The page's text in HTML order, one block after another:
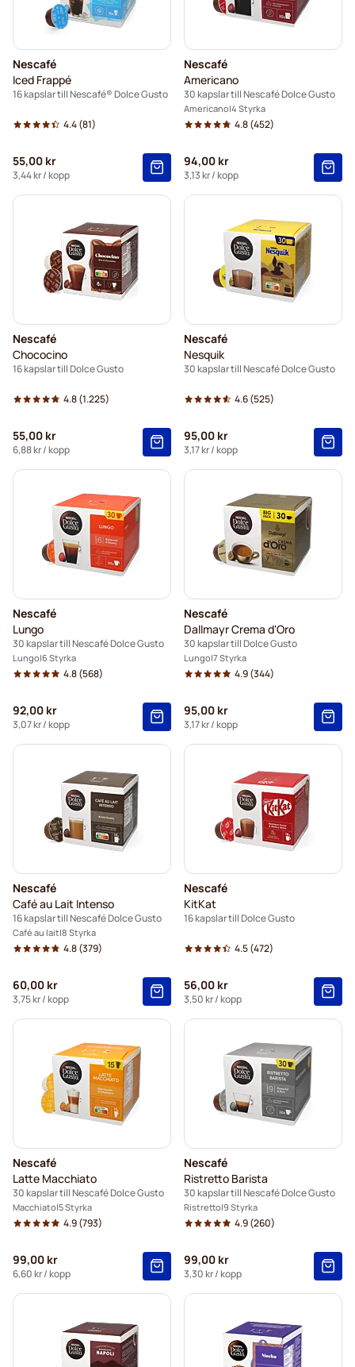
Nescafé
Iced Frappé
16 kapslar till Nescafé® Dolce Gusto
4.4(81)
55,00 kr
3,44 kr/ kopp
Nescafé
Americano
30 kapslar till Nescafé Dolce Gusto
Americano 4 Styrka
4.8(452)
94,00 kr
3,13 kr/ kopp
Nescafé
Chococino
16 kapslar till Dolce Gusto
4.8(1.225)
55,00 kr
6,88 kr/ kopp
Nescafé
Nesquik
30 kapslar till Nescafé Dolce Gusto
4.6(525)
95,00 kr
3,17 kr/ kopp
Nescafé
Lungo
30 kapslar till Nescafé Dolce Gusto
Lungo 6 Styrka
4.8(568)
92,00 kr
3,07 kr/ kopp
Nescafé
Dallmayr Crema d'Oro
30 kapslar till Dolce Gusto
Lungo 7 Styrka
4.9(344)
95,00 kr
3,17 kr/ kopp
Nescafé
Café au Lait Intenso
16 kapslar till Nescafé Dolce Gusto
Café au lait 8 Styrka
4.8(379)
60,00 kr
3,75 kr/ kopp
Nescafé
KitKat
16 kapslar till Dolce Gusto
4.5(472)
56,00 kr
3,50 kr/ kopp
Nescafé
Latte Macchiato
30 kapslar till Nescafé Dolce Gusto
Macchiato 5 Styrka
4.9(793)
99,00 kr
6,60 kr/ kopp
Nescafé
Ristretto Barista
30 kapslar till Nescafé Dolce Gusto
Ristretto 9 Styrka
4.9(260)
99,00 kr
3,30 kr/ kopp